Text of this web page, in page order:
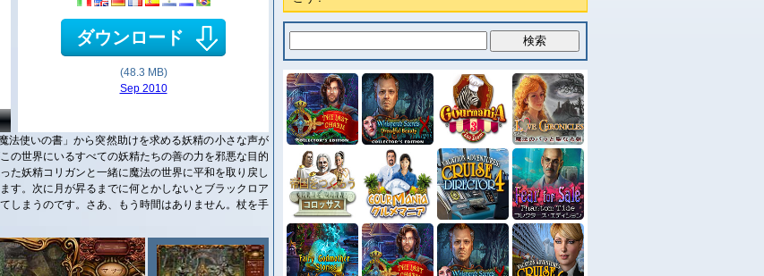
ダウンロード
(48.3 MB)
Sep 2010
法使いの書」から突然助けを求める妖精の小さな声が
の世界にいるすべての妖精たちの善の力を邪悪な目的
た妖精コリガンと一緒に魔法の世界に平和を取り戻し
す。次に月が昇るまでに何とかしないとブラックロア
しまうのです。さあ、もう時間はありません。杖を手